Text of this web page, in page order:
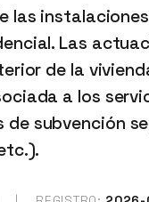
las
Las
de la
a los
subvención